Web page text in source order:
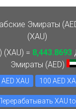
Эмираты
(XAU)
(XAU) = 8,443.8693
Эмираты (AED)
XAU 100 AED
XAU to